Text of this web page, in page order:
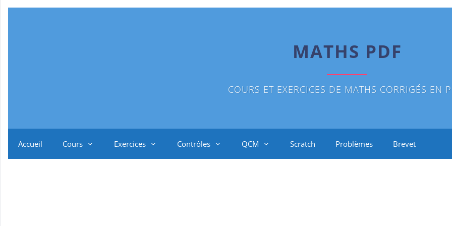
MATHS PDF
COURS ET EXERCICES DE MATHS CORRIGÉS EN
Accueil Cours Exercices Contrôles QCM Scratch Problèmes Brevet